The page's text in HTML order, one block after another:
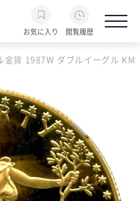
お気に入り 閲覧履歴
金貨 1987W ダブルイーグル